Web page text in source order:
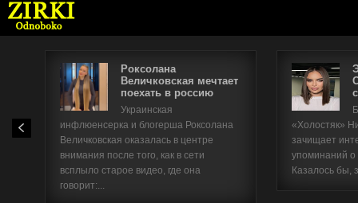
Роксолана
Величковская мечтает
поехать в россию
Украинская
инфлюенсерка и блогерша Роксолана
Величковская оказалась в центре
внимания после того, как в сети
всплыло старое видео, где она
говорит:...
«Холостяк»
зачищает
упоминаний
Казалось бы,
Имя